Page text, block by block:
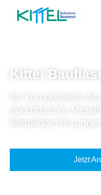
Kittel
Ihr kompetenter
durchdachte
Metalldachlösungen.
Jetzt